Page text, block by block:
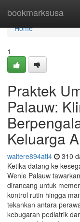
bookmarksusa
Home
Home
1
Praktek
Palauw:
Keluarga
waltere894atl4 310
Ketika datang ke
Wenie Palauw
dirancang untuk
kontrol rutin hingga
tekankan antara
kebugaran pediatrik